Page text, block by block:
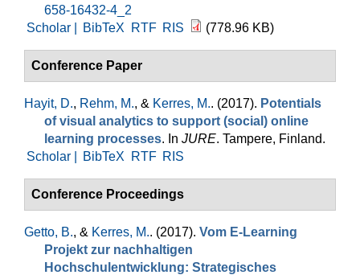
658-16432-4_2
Scholar |
BibTeX RTF RIS (778.96 KB)
Conference Paper
Hayit, D., Rehm, M., & Kerres, M.. (2017). Potentials
of visual analytics to support (social) online
learning processes. In JURE. Tampere, Finland.
Scholar |
BibTeX RTF RIS
Conference Proceedings
Getto, B., & Kerres, M.. (2017). Vom E-Learning
Projekt zur nachhaltigen
Hochschulentwicklung: Strategisches